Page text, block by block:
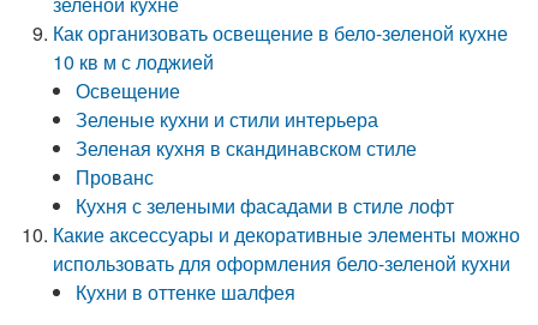
Как организовать освещение в бело-зеленой кухне
10 кв м с лоджией
Освещение
Зеленые кухни и стили интерьера
Зеленая кухня в скандинавском стиле
Прованс
Кухня с зелеными фасадами в стиле лофт
Какие аксессуары и декоративные элементы можно
использовать для оформления бело-зеленой кухни
Кухни в оттенке шалфея